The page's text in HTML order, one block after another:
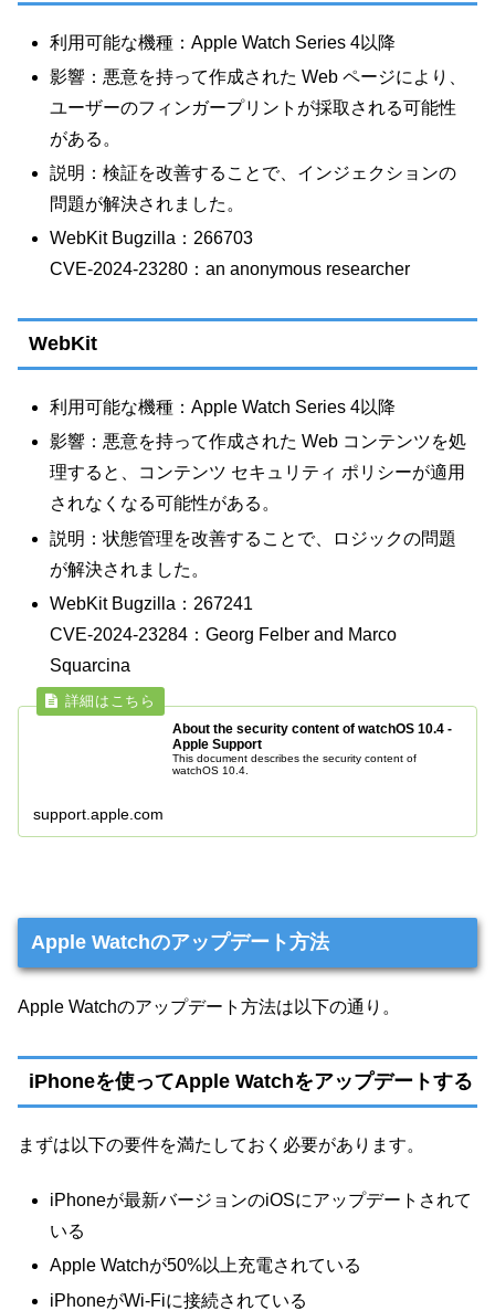
利用可能な機種：Apple Watch Series 4以降
影響：悪意を持って作成された Web ページにより、
ユーザーのフィンガープリントが採取される可能性
がある。
説明：検証を改善することで、インジェクションの
問題が解決されました。
WebKit Bugzilla：266703
CVE-2024-23280：an anonymous researcher
WebKit
利用可能な機種：Apple Watch Series 4以降
影響：悪意を持って作成された Web コンテンツを処
理すると、コンテンツ セキュリティ ポリシーが適用
されなくなる可能性がある。
説明：状態管理を改善することで、ロジックの問題
が解決されました。
WebKit Bugzilla：267241
CVE-2024-23284：Georg Felber and Marco
Squarcina
About the security content of watchOS 10.4 -
Apple Support
This document describes the security content of
watchOS 10.4.
support.apple.com
Apple Watchのアップデート方法
Apple Watchのアップデート方法は以下の通り。
iPhoneを使ってApple Watchをアップデートする
まずは以下の要件を満たしておく必要があります。
iPhoneが最新バージョンのiOSにアップデートされて
いる
Apple Watchが50%以上充電されている
iPhoneがWi-Fiに接続されている